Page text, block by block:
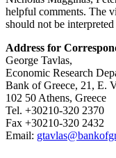
helpful comments. The
should not be
Address for
George Tavlas,
Economic Research
Bank of Greece, 21, E.
102 50 Athens, Greece
Tel. +30210-320 2370
Fax +30210-320 2432
Email: